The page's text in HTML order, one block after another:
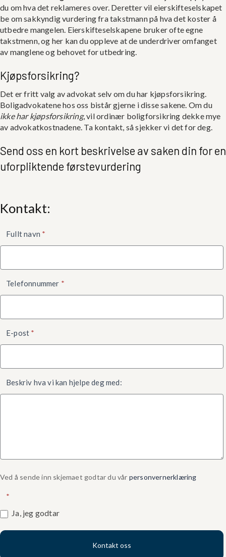
du om hva det reklameres over. Deretter vil eierskifteselskapet
be om sakkyndig vurdering fra takstmann på hva det koster å
utbedre mangelen. Eierskifteselskapene bruker ofte egne
takstmenn, og her kan du oppleve at de underdriver omfanget
av manglene og behovet for utbedring.
Kjøpsforsikring?
Det er fritt valg av advokat selv om du har kjøpsforsikring.
Boligadvokatene hos oss bistår gjerne i disse sakene. Om du
ikke har kjøpsforsikring, vil ordinær boligforsikring dekke mye
av advokatkostnadene. Ta kontakt, så sjekker vi det for deg.
Send oss en kort beskrivelse av saken din for en
uforpliktende førstevurdering
Kontakt:
nede
Fullt navn *
Telefonnummer *
E-post *
Beskriv hva vi kan hjelpe deg med:
Ved å sende inn skjemaet godtar du vår personvernerklæring
*
Ja, jeg godtar
Kontakt oss